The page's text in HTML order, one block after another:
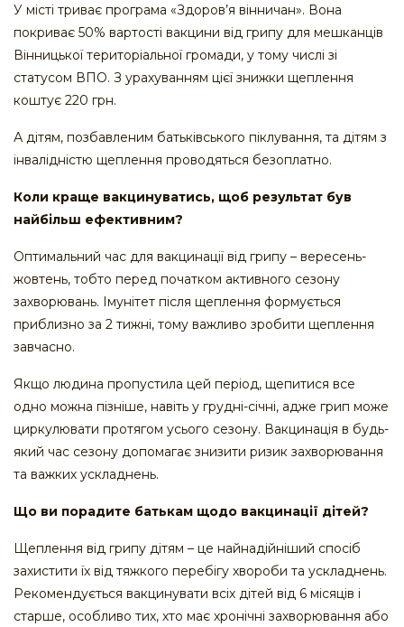
У місті триває програма «Здоров’я вінничан». Вона
покриває 50% вартості вакцини від грипу для мешканців
Вінницької територіальної громади, у тому числі зі
статусом ВПО. З урахуванням цієї знижки щеплення
коштує 220 грн.
А дітям, позбавленим батьківського піклування, та дітям з
інвалідністю щеплення проводяться безоплатно.
Коли краще вакцинуватись, щоб результат був
найбільш ефективним?
Оптимальний час для вакцинації від грипу – вересень-
жовтень, тобто перед початком активного сезону
захворювань. Імунітет після щеплення формується
приблизно за 2 тижні, тому важливо зробити щеплення
завчасно.
Якщо людина пропустила цей період, щепитися все
одно можна пізніше, навіть у грудні-січні, адже грип може
циркулювати протягом усього сезону. Вакцинація в будь-
який час сезону допомагає знизити ризик захворювання
та важких ускладнень.
Що ви порадите батькам щодо вакцинації дітей?
Щеплення від грипу дітям – це найнадійніший спосіб
захистити їх від тяжкого перебігу хвороби та ускладнень.
Рекомендується вакцинувати всіх дітей від 6 місяців і
старше, особливо тих, хто має хронічні захворювання або